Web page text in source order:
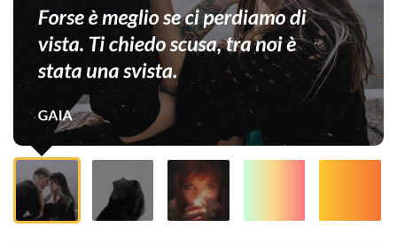
vista.
Ti
chiedo
scusa,
tra
noi